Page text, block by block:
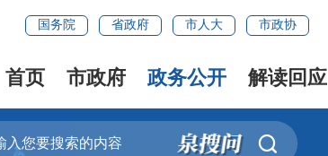
国务院 省政府 市人大 市政协
首页 市政府 政务公开 解读回应
